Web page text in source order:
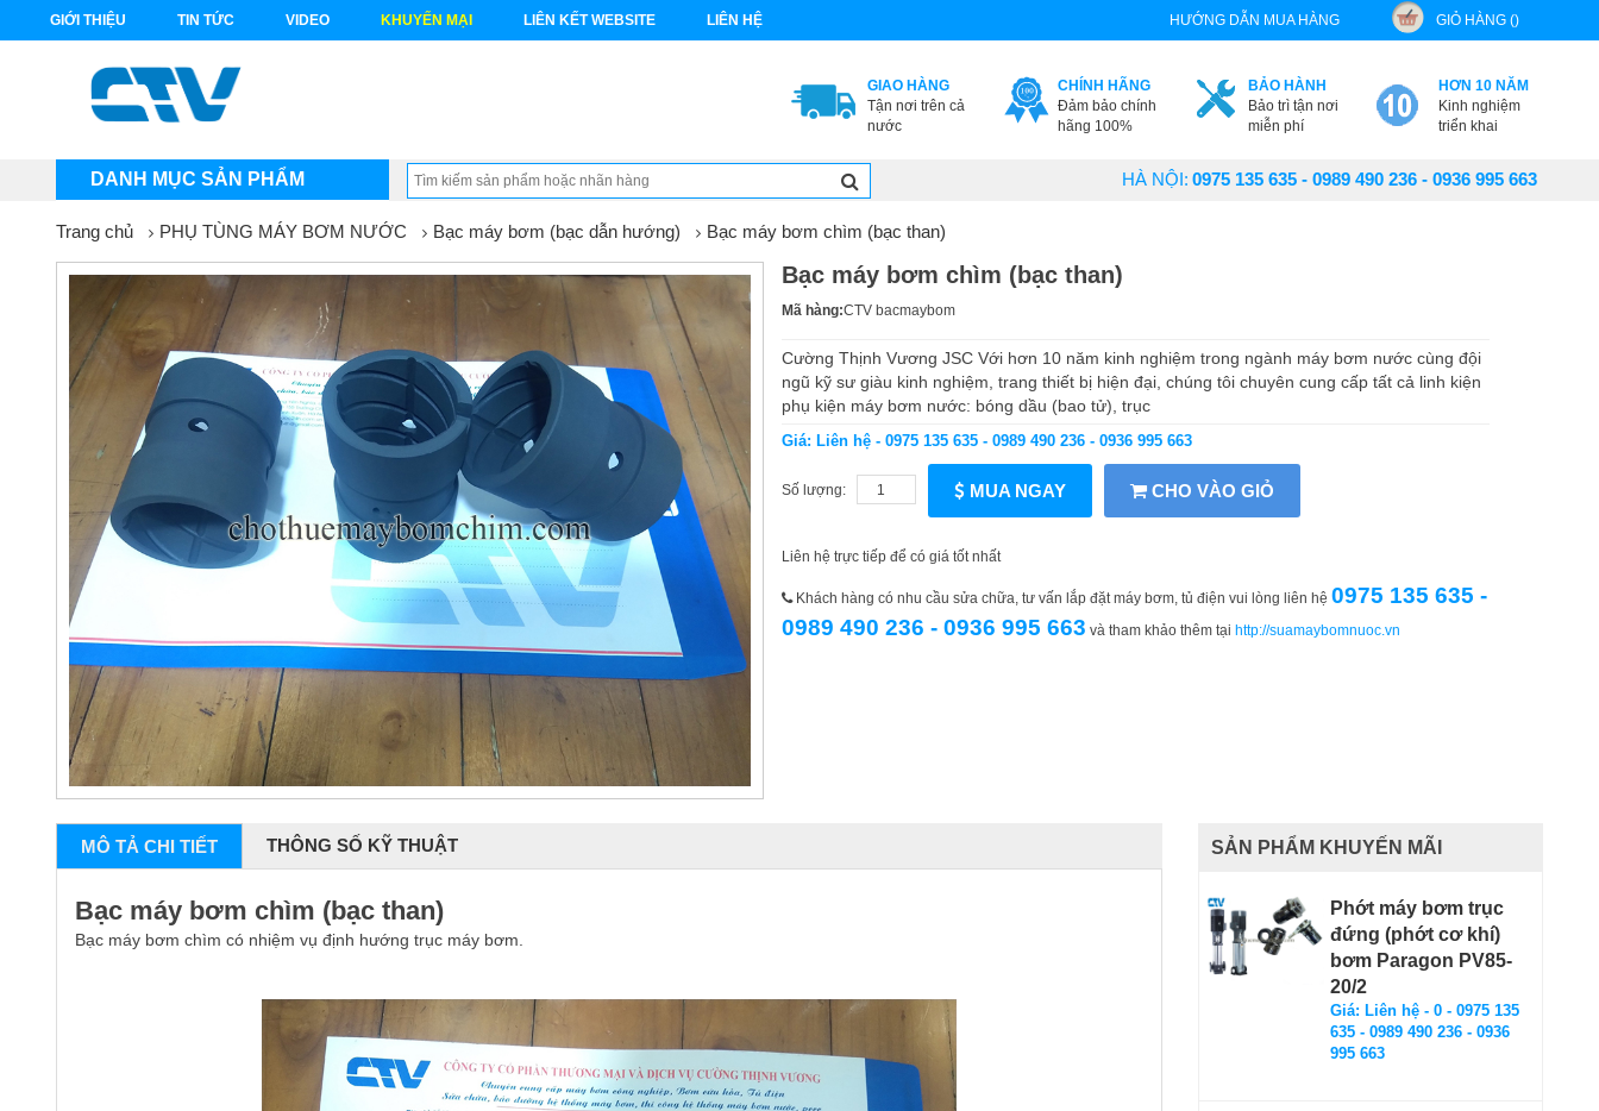
GIỚI THIỆU TIN TỨC VIDEO KHUYẾN MẠI LIÊN KẾT WEBSITE LIÊN HỆ HƯỚNG DẪN MUA HÀNG GIỎ HÀNG ()
GIAO HÀNG
Tận nơi trên cả
nước
CHÍNH HÃNG
Đảm bảo chính
hãng 100%
BẢO HÀNH
Bảo trì tận nơi
miễn phí
HƠN 10 NĂM
Kinh nghiệm
triển khai
DANH MỤC SẢN PHẨM HÀ NỘI: 0975 135 635 - 0989 490 236 - 0936 995 663
Trang chủ PHỤ TÙNG MÁY BƠM NƯỚC Bạc máy bơm (bạc dẫn hướng) Bạc máy bơm chìm (bạc than)
Bạc máy bơm chìm (bạc than)
Mã hàng:CTV bacmaybom
Cường Thịnh Vương JSC Với hơn 10 năm kinh nghiệm trong ngành máy bơm nước cùng đội
ngũ kỹ sư giàu kinh nghiệm, trang thiết bị hiện đại, chúng tôi chuyên cung cấp tất cả linh kiện
phụ kiện máy bơm nước: bóng dầu (bao tử), trục
Giá: Liên hệ - 0975 135 635 - 0989 490 236 - 0936 995 663
Số lượng: MUA NGAY CHO VÀO GIỎ
Liên hệ trực tiếp để có giá tốt nhất
Khách hàng có nhu cầu sửa chữa, tư vấn lắp đặt máy bơm, tủ điện vui lòng liên hệ 0975 135 635 -
0989 490 236 - 0936 995 663 và tham khảo thêm tại http://suamaybomnuoc.vn
MÔ TẢ CHI TIẾT THÔNG SỐ KỸ THUẬT
Bạc máy bơm chìm (bạc than)
Bạc máy bơm chìm có nhiệm vụ định hướng trục máy bơm.
SẢN PHẨM KHUYẾN MÃI
Phớt máy bơm trục
đứng (phớt cơ khí)
bơm Paragon PV85-
20/2
Giá: Liên hệ - 0 - 0975 135
635 - 0989 490 236 - 0936
995 663